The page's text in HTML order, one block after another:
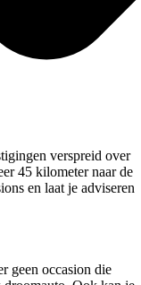
verspreid over
45 kilometer naar de
en laat je adviseren
geen occasion die